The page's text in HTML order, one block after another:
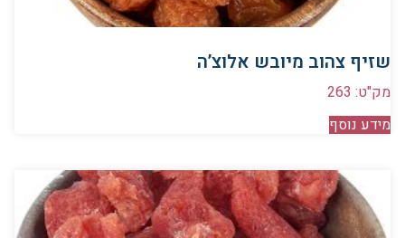
שזיף צהוב מיובש אלוצ’ה
מק"ט: 263
מידע נוסף